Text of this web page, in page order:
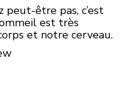
peut-être pas, c’est
est très
et notre cerveau.